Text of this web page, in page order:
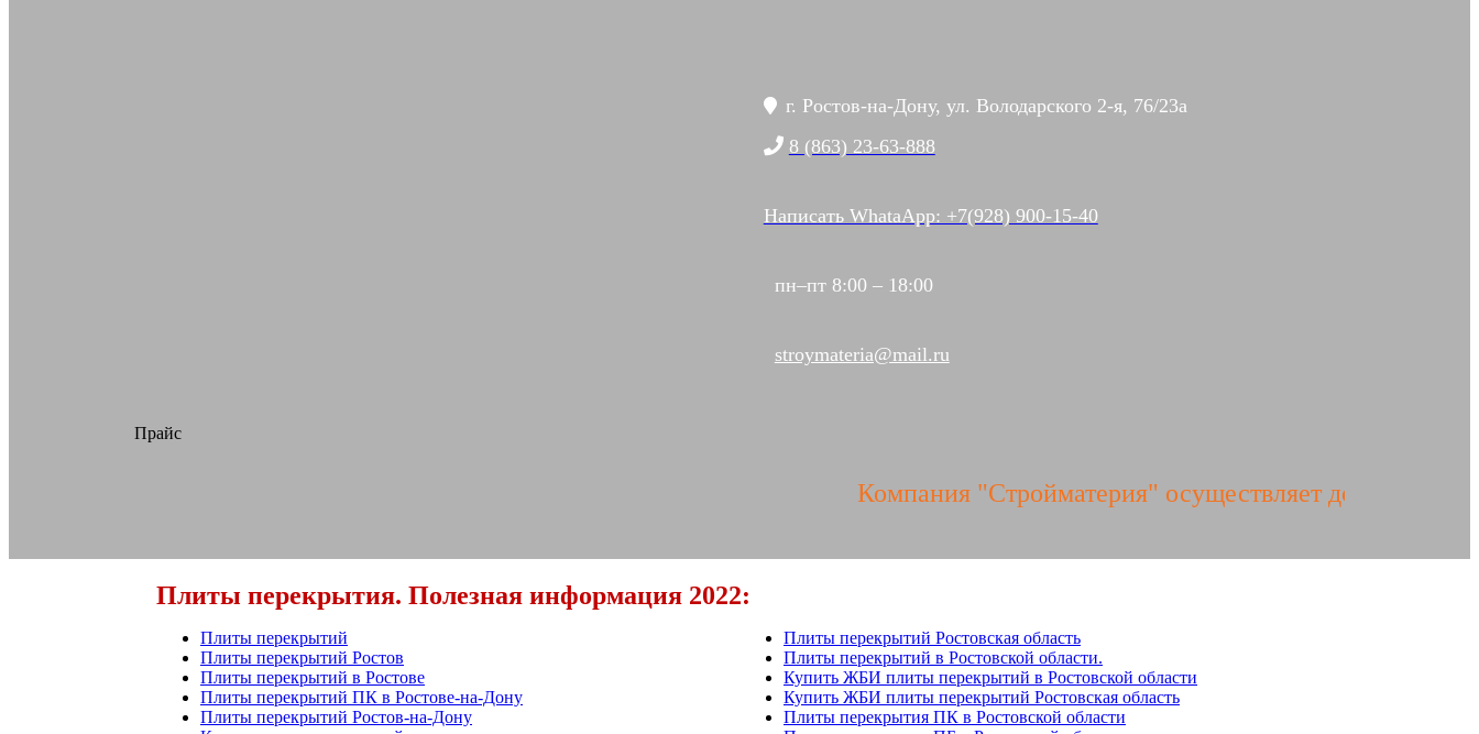
г. Ростов-на-Дону, ул. Володарского 2-я, 76/23а
8 (863) 23-63-888
Написать WhataApp: +7(928) 900-15-40
пн–пт 8:00 – 18:00
stroymateria@mail.ru
Прайс
Компания "Стройматерия" осуществляет доставку
Плиты перекрытия. Полезная информация 2022:
Плиты перекрытий
Плиты перекрытий Ростов
Плиты перекрытий в Ростове
Плиты перекрытий ПК в Ростове-на-Дону
Плиты перекрытий Ростов-на-Дону
Плиты перекрытий Ростовская область
Плиты перекрытий в Ростовской области.
Купить ЖБИ плиты перекрытий в Ростовской области
Купить ЖБИ плиты перекрытий Ростовская область
Плиты перекрытия ПК в Ростовской области